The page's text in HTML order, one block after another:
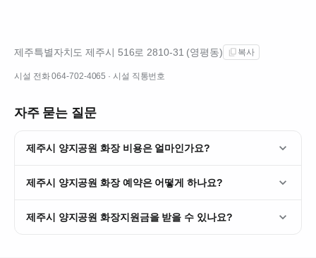
제주특별자치도 제주시 516로 2810-31 (영평동) 복사
시설 전화064-702-4065 · 시설 직통번호
자주 묻는 질문
제주시 양지공원 화장 비용은 얼마인가요?
제주시 양지공원 화장 예약은 어떻게 하나요?
제주시 양지공원 화장지원금을 받을 수 있나요?